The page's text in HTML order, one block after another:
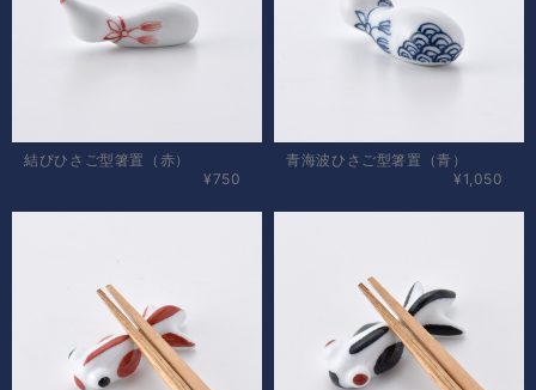
結びひさご型箸置（赤）
¥750
青海波ひさご型箸置（青）
¥1,050